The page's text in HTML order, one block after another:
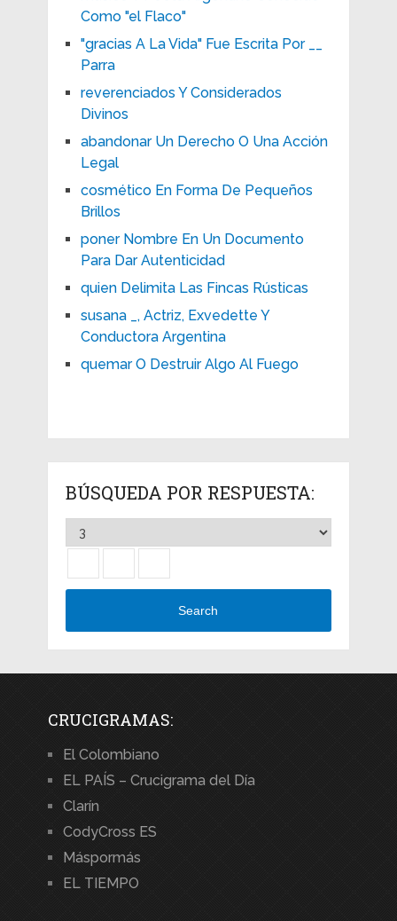
Como "el Flaco"
"gracias A La Vida" Fue Escrita Por __
Parra
reverenciados Y Considerados
Divinos
abandonar Un Derecho O Una Acción
Legal
cosmético En Forma De Pequeños
Brillos
poner Nombre En Un Documento
Para Dar Autenticidad
quien Delimita Las Fincas Rústicas
susana _, Actriz, Exvedette Y
Conductora Argentina
quemar O Destruir Algo Al Fuego
BÚSQUEDA POR RESPUESTA:
Search
CRUCIGRAMAS:
El Colombiano
EL PAÍS – Crucigrama del Día
Clarín
CodyCross ES
Máspormás
EL TIEMPO